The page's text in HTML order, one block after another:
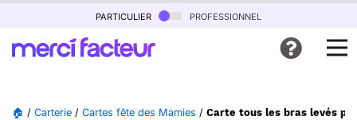
particulier professionnel
🏠 / Carterie / Cartes fête des Mamies / Carte tous les bras levés